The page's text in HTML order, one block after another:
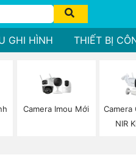
GHI HÌNH THIẾT BỊ
Camera Imou Mới
Camera
NIR